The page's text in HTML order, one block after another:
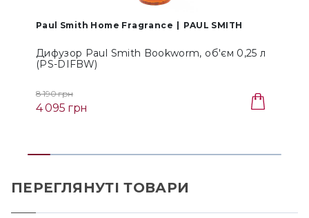
Paul Smith Home Fragrance PAUL SMITH
Дифузор Paul Smith Bookworm, об'єм 0,25 л
(PS-DIFBW)
8 190 грн
4 095 грн
ПЕРЕГЛЯНУТІ ТОВАРИ